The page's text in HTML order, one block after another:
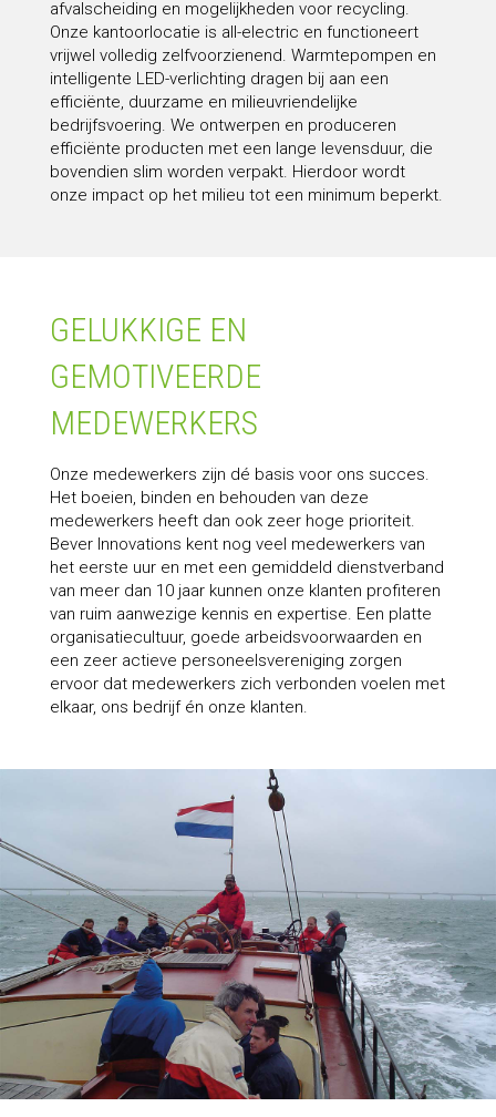
afvalscheiding en mogelijkheden voor recycling.
Onze kantoorlocatie is all-electric en functioneert
vrijwel volledig zelfvoorzienend. Warmtepompen en
intelligente LED-verlichting dragen bij aan een
efficiënte, duurzame en milieuvriendelijke
bedrijfsvoering. We ontwerpen en produceren
efficiënte producten met een lange levensduur, die
bovendien slim worden verpakt. Hierdoor wordt
onze impact op het milieu tot een minimum beperkt.
GELUKKIGE EN
GEMOTIVEERDE
MEDEWERKERS
Onze medewerkers zijn dé basis voor ons succes.
Het boeien, binden en behouden van deze
medewerkers heeft dan ook zeer hoge prioriteit.
Bever Innovations kent nog veel medewerkers van
het eerste uur en met een gemiddeld dienstverband
van meer dan 10 jaar kunnen onze klanten profiteren
van ruim aanwezige kennis en expertise. Een platte
organisatiecultuur, goede arbeidsvoorwaarden en
een zeer actieve personeelsvereniging zorgen
ervoor dat medewerkers zich verbonden voelen met
elkaar, ons bedrijf én onze klanten.